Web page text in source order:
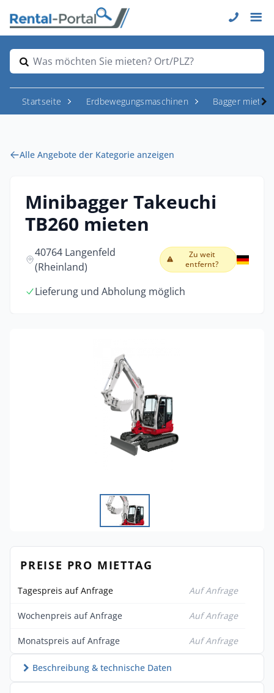
Was möchten Sie mieten? Ort/PLZ?
Startseite Erdbewegungsmaschinen Bagger mieten
Alle Angebote der Kategorie anzeigen
Minibagger Takeuchi
TB260 mieten
40764 Langenfeld
(Rheinland)
Zu weit
entfernt?
Lieferung und Abholung möglich
PREISE PRO MIETTAG
Tagespreis auf Anfrage Auf Anfrage
Wochenpreis auf Anfrage Auf Anfrage
Monatspreis auf Anfrage Auf Anfrage
Beschreibung & technische Daten